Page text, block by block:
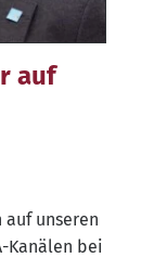
auf
auf unse­ren
Kanä­len bei